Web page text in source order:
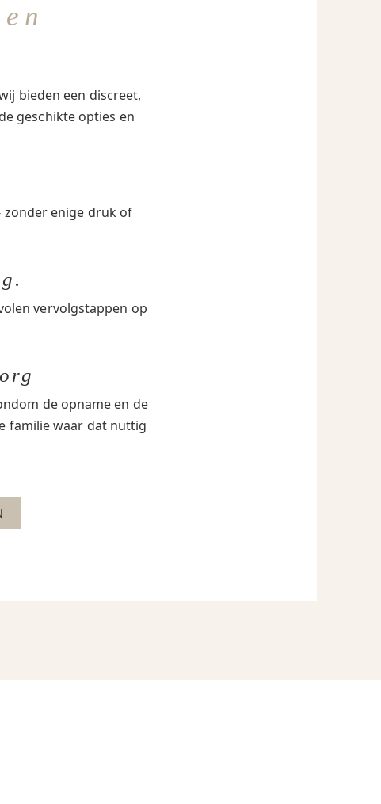
bieden een discreet,
geschikte opties en
zonder enige druk of
vervolgstappen op
de opname en de
familie waar dat nuttig